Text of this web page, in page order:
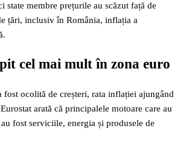
state membre prețurile au scăzut față de
țări, inclusiv în România, inflația a
cel mai mult în zona euro
fost ocolită de creșteri, rata inflației ajungând
arată că principalele motoare care au
fost serviciile, energia și produsele de